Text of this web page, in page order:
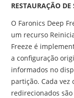
RESTAURAÇÃO DE
O Faronics Deep
um recurso
Freeze é
a configuração
informados no
partição. Cada
redirecionados